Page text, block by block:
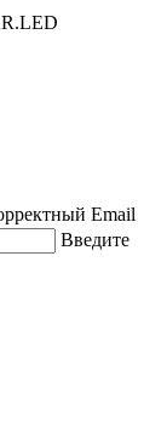
Email
Введите